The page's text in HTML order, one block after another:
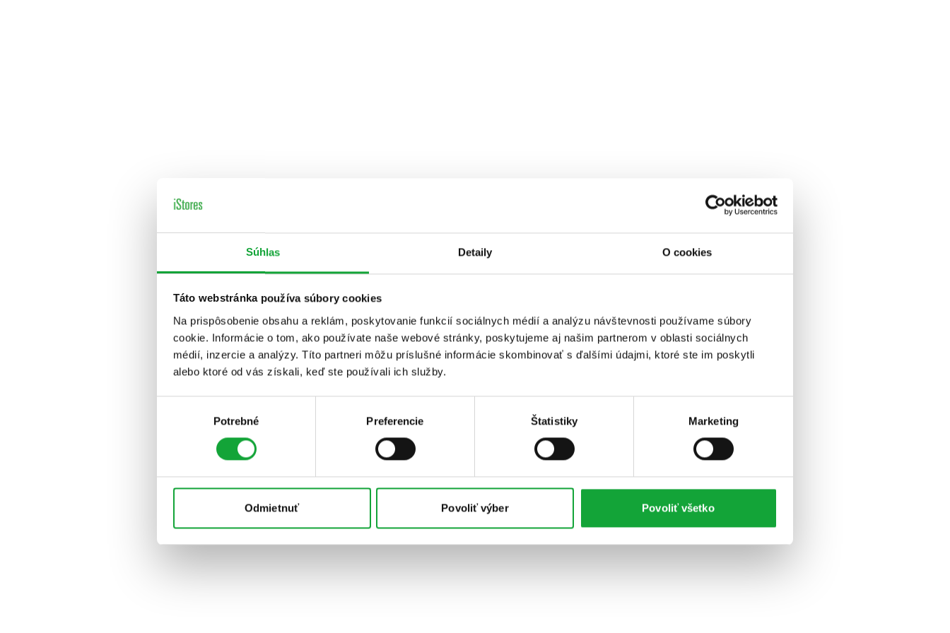
Súhlas Detaily O cookies
Táto webstránka používa súbory cookies
Na prispôsobenie obsahu a reklám, poskytovanie funkcií sociálnych médií a analýzu návštevnosti používame súbory
cookie. Informácie o tom, ako používate naše webové stránky, poskytujeme aj našim partnerom v oblasti sociálnych
médií, inzercie a analýzy. Títo partneri môžu príslušné informácie skombinovať s ďalšími údajmi, ktoré ste im poskytli
alebo ktoré od vás získali, keď ste používali ich služby.
Potrebné Preferencie Štatistiky Marketing
Odmietnuť Povoliť výber Povoliť všetko